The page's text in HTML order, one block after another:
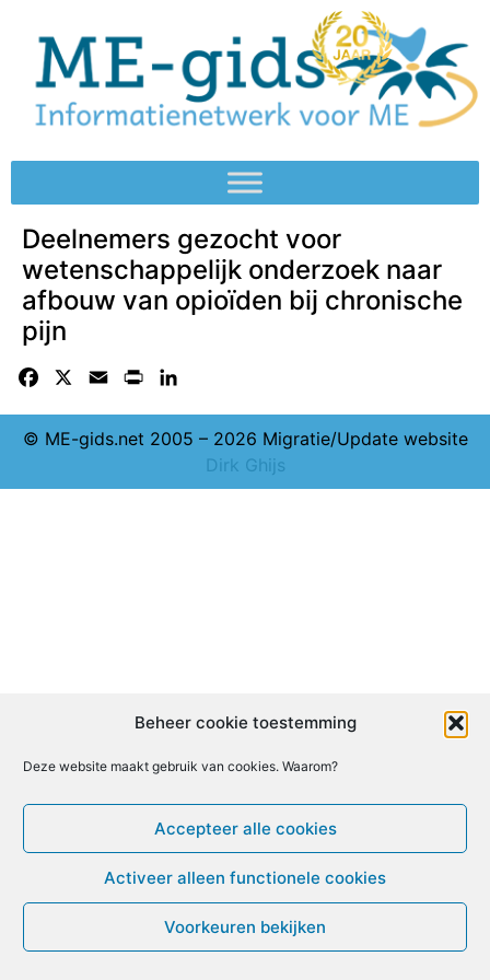
Beheer cookie toestemming
Deze website maakt gebruik van cookies. Waarom?
Accepteer alle cookies
Activeer alleen functionele cookies
Voorkeuren bekijken
Deelnemers gezocht voor
wetenschappelijk onderzoek naar
afbouw van opioïden bij chronische
pijn
Facebook Email Print
© ME-gids.net 2005 – 2026 Migratie/Update website
Dirk Ghijs